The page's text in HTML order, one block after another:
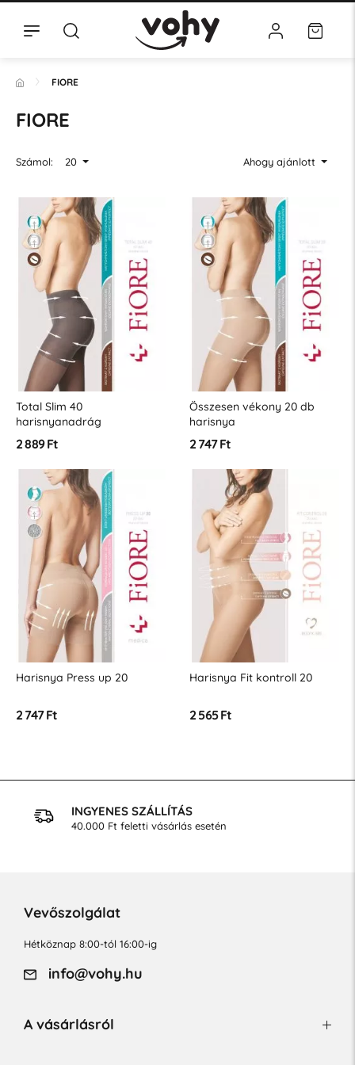
FIORE
FIORE
Számol: 20 Ahogy ajánlott
Total Slim 40
harisnyanadrág
2 889 Ft
Összesen vékony 20 db
harisnya
2 747 Ft
Harisnya Press up 20
2 747 Ft
Harisnya Fit kontroll 20
2 565 Ft
INGYENES SZÁLLÍTÁS
40.000 Ft feletti vásárlás esetén
Vevőszolgálat
Hétköznap 8:00-tól 16:00-ig
info@vohy.hu
A vásárlásról